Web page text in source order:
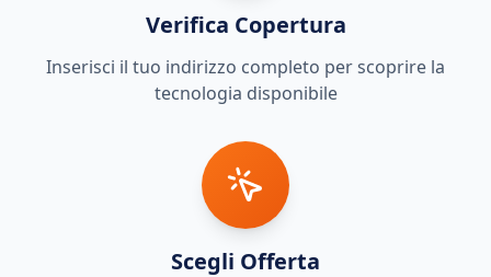
Verifica Copertura
Inserisci il tuo indirizzo completo per scoprire la
tecnologia disponibile
Scegli Offerta